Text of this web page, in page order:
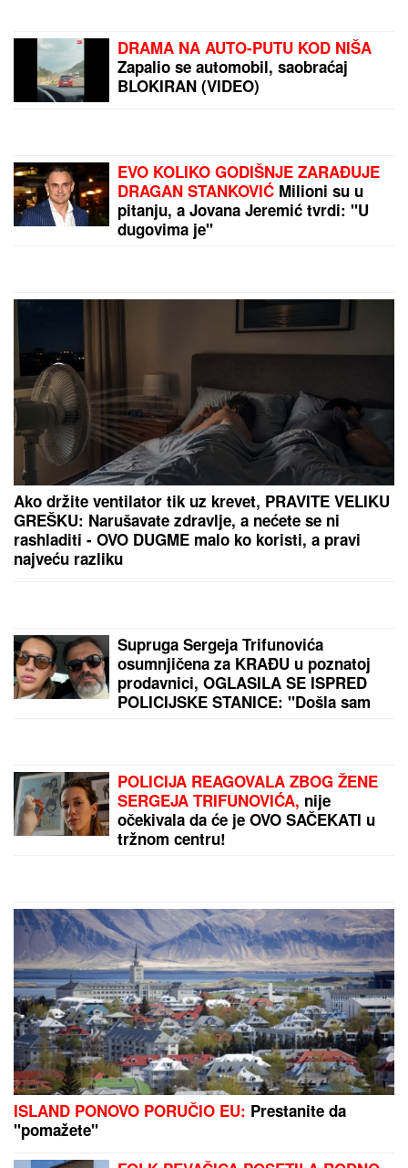
MISIJU – Pravi NEPROBOJNI ŠTIT
oko nuklearnih bombardera! (VIDEO)
"PLAŠIM SE SMRTI"Pevačica (73) u panici nakon
smrti kolega: "Velika sam kukavica, mužu ne smem
ni da pomenem kupovinu grobnice"
Otkriveno: Evo koliko košta Zvezdina želja